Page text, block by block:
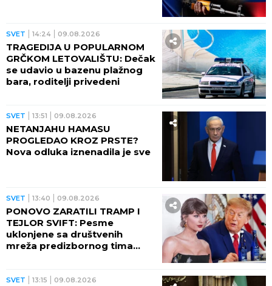
SVET 14:24 09.08.2026
TRAGEDIJA U POPULARNOM
GRČKOM LETOVALIŠTU: Dečak
se udavio u bazenu plažnog
bara, roditelji privedeni
SVET 13:51 09.08.2026
NETANJAHU HAMASU
PROGLEDAO KROZ PRSTE?
Nova odluka iznenadila je sve
SVET 13:40 09.08.2026
PONOVO ZARATILI TRAMP I
TEJLOR SVIFT: Pesme
uklonjene sa društvenih
mreža predizbornog tima
SVET 13:15 09.08.2026